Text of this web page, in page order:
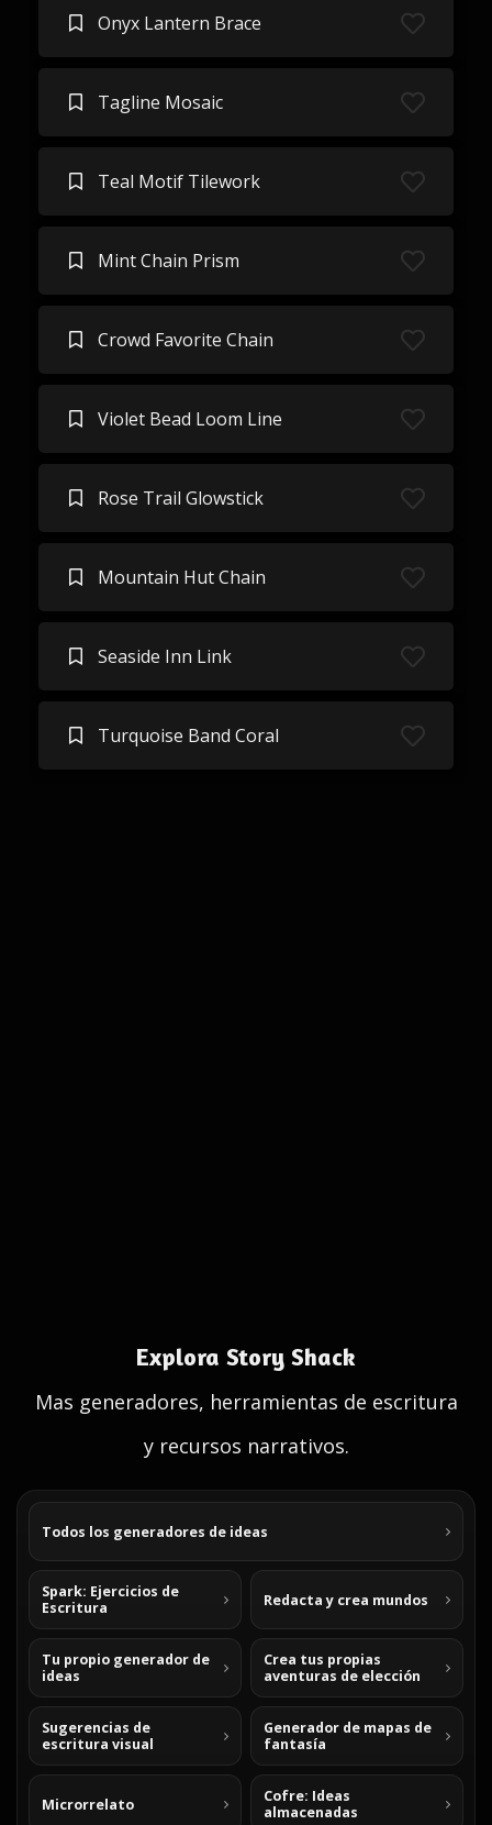
Onyx Lantern Brace
Tagline Mosaic
Teal Motif Tilework
Mint Chain Prism
Crowd Favorite Chain
Violet Bead Loom Line
Rose Trail Glowstick
Mountain Hut Chain
Seaside Inn Link
Turquoise Band Coral
Explora Story Shack
Mas generadores, herramientas de escritura
y recursos narrativos.
Todos los generadores de ideas
Spark: Ejercicios de
Escritura
Redacta y crea mundos
Tu propio generador de
ideas
Crea tus propias
aventuras de elección
Sugerencias de
escritura visual
Generador de mapas de
fantasía
Microrrelato
Cofre: Ideas
almacenadas